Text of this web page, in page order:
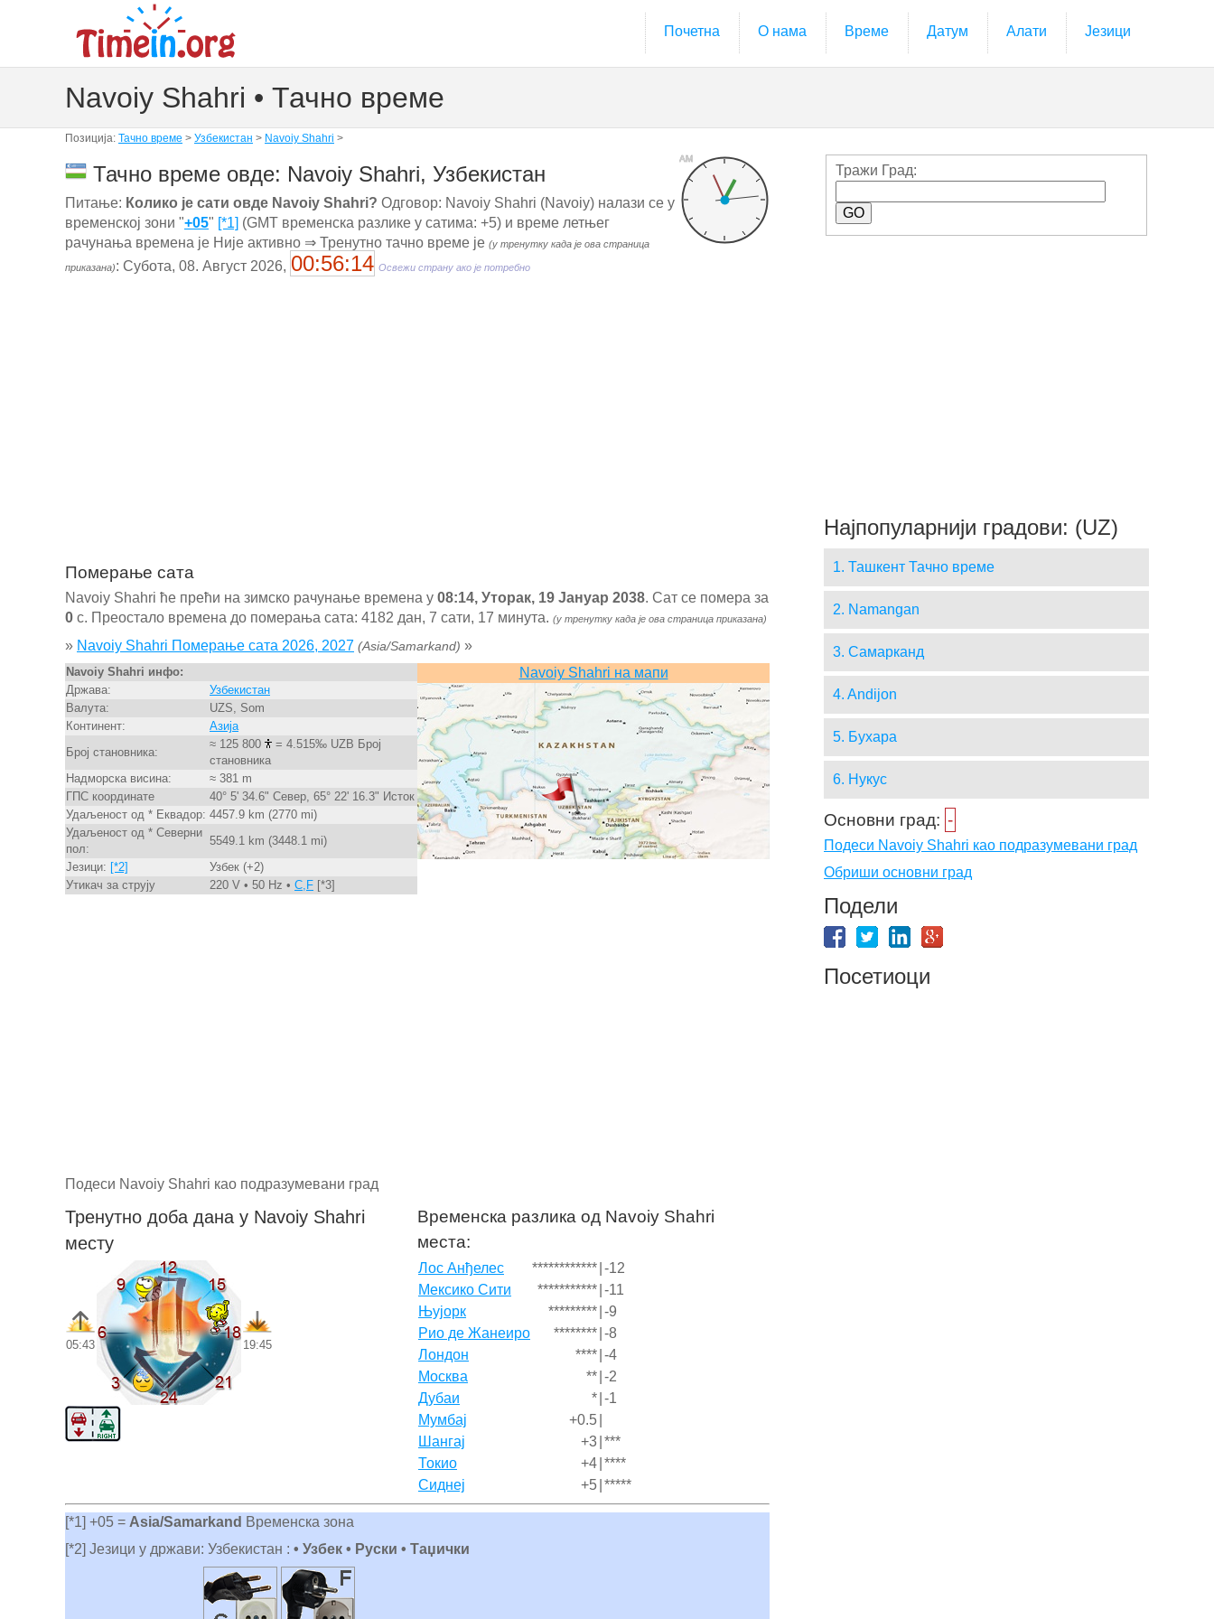
Почетна О нама Време Датум Алати Језици
Navoiy Shahri • Тачно време
Позиција: Тачно време > Узбекистан > Navoiy Shahri >
AM
Тачно време овде: Navoiy Shahri, Узбекистан
Питање: Колико је сати овде Navoiy Shahri? Одговор: Navoiy Shahri (Navoiy) налази се у
временској зони "+05" [*1] (GMT временска разлике у сатима: +5) и време летњег
рачунања времена је Није активно ⇒ Тренутно тачно време је (у тренутку када је ова страница
приказана): Субота, 08. Август 2026, 00:56:15 Освежи страну ако је потребно
Померање сата
Navoiy Shahri ће прећи на зимско рачунање времена у 08:14, Уторак, 19 Јануар 2038. Сат се помера за
0 с. Преостало времена до померања сата: 4182 дан, 7 сати, 17 минута. (у тренутку када је ова страница приказана)
» Navoiy Shahri Померање сата 2026, 2027 (Asia/Samarkand) »
Navoiy Shahri инфо:
Држава:
Узбекистан
Валута:
UZS, Som
Континент:
Азија
Број становника:
≈ 125 800
= 4.515‰ UZB Број
становника
Надморска висина:
≈ 381 m
ГПС координате
40° 5' 34.6" Север, 65° 22' 16.3" Исток
Удаљеност од * Еквадор: 4457.9 km (2770 mi)
Удаљеност од * Северни
пол:
5549.1 km (3448.1 mi)
Језици: [*2]
Узбек (+2)
Утикач за струју
220 V • 50 Hz • C,F [*3]
Navoiy Shahri на мапи
Подеси Navoiy Shahri као подразумевани град
Тренутно доба дана у Navoiy Shahri
месту
05:43 19:45
Временска разлика од Navoiy Shahri
места:
Лос Анђелес ************ -12
Мексико Сити
*********** -11
Њујорк
********* -9
Рио де Жанеиро
******** -8
Лондон
**** -4
Москва
** -2
Дубаи
* -1
Мумбај
+0.5
Шангај
+3 ***
Токио
+4 ****
Сиднеј
+5 *****
[*1] +05 = Asia/Samarkand Временска зона
[*2] Језици у држави: Узбекистан : • Узбек • Руски • Таџички
Тражи Град:
Најпопуларнији градови: (UZ)
1. Ташкент Тачно време
2. Namangan
3. Самарканд
4. Andijon
5. Бухара
6. Нукус
Основни град: -
Подеси Navoiy Shahri као подразумевани град
Обриши основни град
Подели
Посетиоци